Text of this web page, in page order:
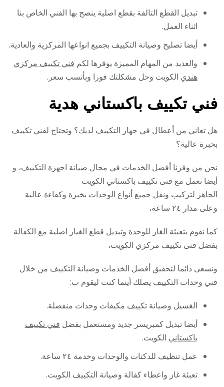
تبديل القطع التالفة بقطع اصلية ينصح بها الفني الخاص بنا
اثناء العمل.
أيضا تصليح وصيانة التكييف بجميع انواعها المركزية والعادية.
والعديد من المهام المميزة يوفرها لكم فني تكييف مركزي
هندي الكويت وحل مشكلتك فورا وبأنسب سعر.
فني تكييف باكستاني هدية
هل تعاني من أعطال في جهاز التكييف لديك؟ وتحتاج لفني تكييف
بخبرة عالية؟
نحن من وفرنا أفضل الخدمات في مجال صيانة اجهزة التكييف، و
أيضا نعمل مع فنى تكييف باكستاني الكويت
الجاهز لتركيب ونقل جميع أنواع الوحدات بخبرة وكفاءة عالية
وعلى مدار ٢٤ ساعة،
كما نقوم بتعبئة الغاز للوحدة وتبديل قطع الغيار اصلية مع الكفالة
بفضل فنى تكييف مركزي الكويت،
ونسعى دائما لتحقيق أفضل الخدمات وصيانة التكييف من خلال
فني وحدات التكييف يصلك أينما كنت ليقوم ب:
الغسيل وصيانة تكييف مكيفات وحدات منفصلة.
أيضا تبديل كمبريسر جديد ومستعمل بفضل فني تكييف
باكستاني الكويت.
عمل تنظيف للدكتات والوحدات وخدمة ٢٤ ساعة.
تعبئة غاز واعطاء كفالة وصيانة التكييف الكويت.